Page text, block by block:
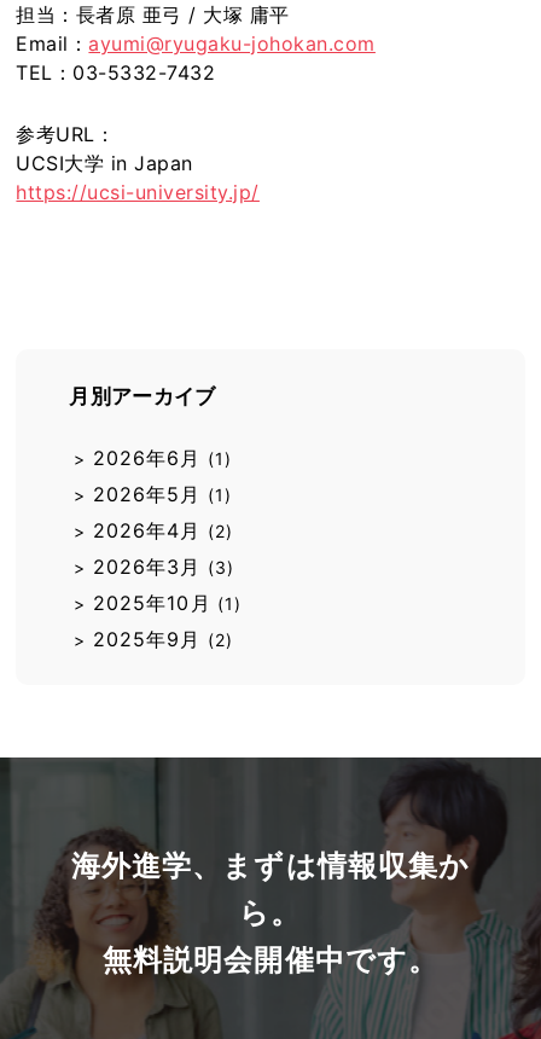
月別アーカイブ
> 2026年6月
(1)
> 2026年5月
(1)
> 2026年4月
(2)
> 2026年3月
(3)
> 2025年10月 (1)
> 2025年9月 (2)
担当：長者原 亜弓 / 大塚 庸平
Email：ayumi@ryugaku-johokan.com
TEL：03-5332-7432
参考URL：
UCSI大学 in Japan
https://ucsi-university.jp/
海外進学、まずは情報収集か
ら。
無料説明会開催中です。